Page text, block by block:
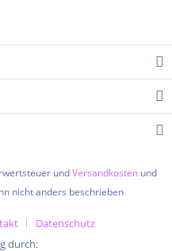
undVersandkostenund
nicht anders beschrieben
Datenschutz
durch: